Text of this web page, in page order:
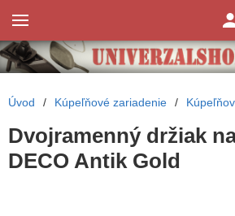
Úvod / Kúpeľňové zariadenie /
Dvojramenný držiak
DECO Antik Gold